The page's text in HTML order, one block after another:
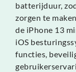
batterijduur,
zorgen te
de iPhone 13
iOS
functies,